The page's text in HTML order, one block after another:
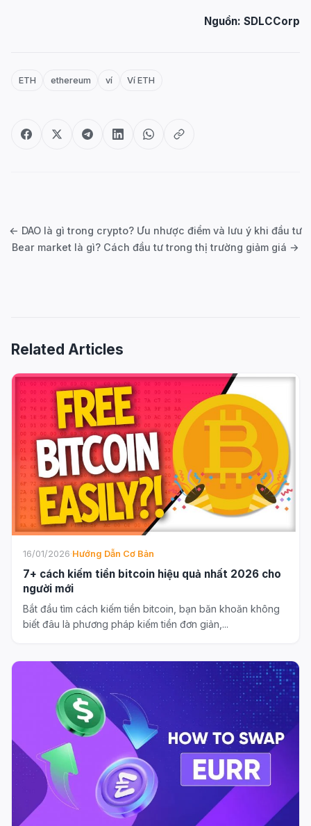
Nguồn: SDLCCorp
ETH ethereum ví Ví ETH
← DAO là gì trong crypto? Ưu nhược điểm và lưu ý khi đầu tư
Bear market là gì? Cách đầu tư trong thị trường giảm giá →
Related Articles
16/01/2026·Hướng Dẫn Cơ Bản
7+ cách kiếm tiền bitcoin hiệu quả nhất 2026 cho
người mới
Bắt đầu tìm cách kiếm tiền bitcoin, bạn băn khoăn không
biết đâu là phương pháp kiếm tiền đơn giản,...